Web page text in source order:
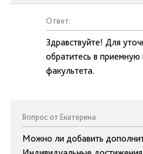
Ответ:
Здравствуйте! Для
обратитесь в
факультета.
Вопрос от Екатерина
Можно ли добавить